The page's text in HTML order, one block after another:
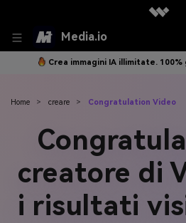
Media.io
Crea immagini IA illimitate. 100%
Home > creare > Congratulation Video
creatore di
i risultati